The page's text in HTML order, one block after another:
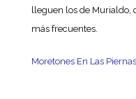
lleguen los de Murialdo,
más frecuentes.
Moretones En Las